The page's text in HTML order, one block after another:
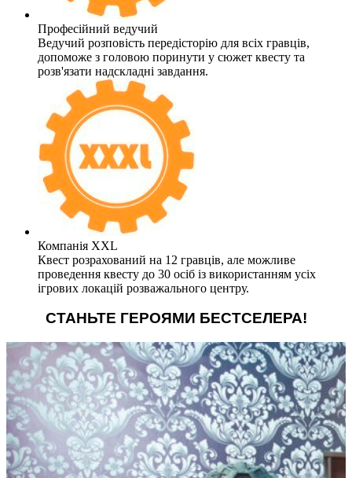
Професійний ведучий
Ведучий розповість передісторію для всіх гравців,
допоможе з головою поринути у сюжет квесту та
розв'язати надскладні завдання.
Компанія XXL
Квест розрахований на 12 гравців, але можливе
проведення квесту до 30 осіб із використанням усіх
ігрових локацій розважального центру.
СТАНЬТЕ ГЕРОЯМИ БЕСТСЕЛЕРА!